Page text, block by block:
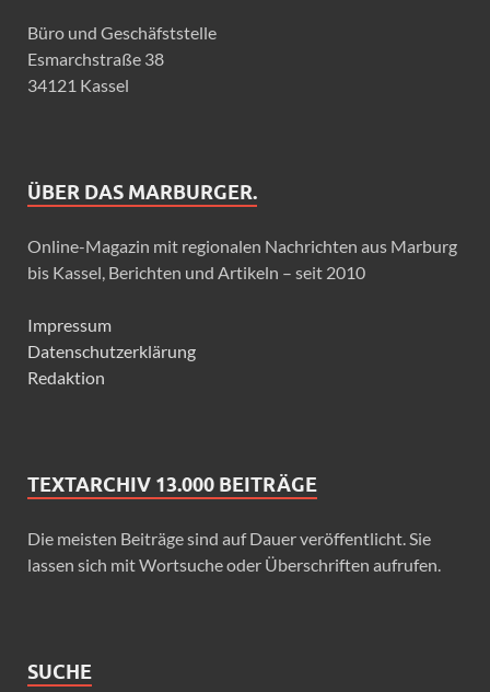
Büro und Geschäfststelle
Esmarchstraße 38
34121 Kassel
ÜBER DAS MARBURGER.
Online-Magazin mit regionalen Nachrichten aus Marburg
bis Kassel, Berichten und Artikeln – seit 2010
Impressum
Datenschutzerklärung
Redaktion
TEXTARCHIV 13.000 BEITRÄGE
Die meisten Beiträge sind auf Dauer veröffentlicht. Sie
lassen sich mit Wortsuche oder Überschriften aufrufen.
SUCHE